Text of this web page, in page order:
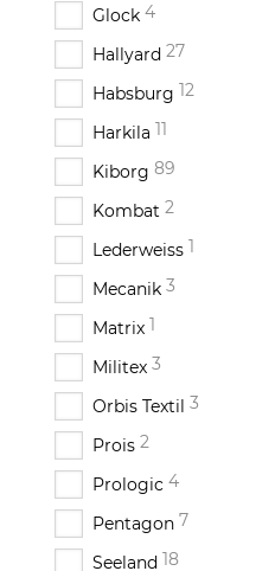
Glock 4
Hallyard 27
Habsburg 12
Harkila 11
Kiborg 89
Kombat 2
Lederweiss 1
Mecanik 3
Matrix 1
Militex 3
Orbis Textil 3
Prois 2
Prologic 4
Pentagon 7
Seeland 18